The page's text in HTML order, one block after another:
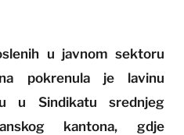
u javnom sektoru
pokrenula je lavinu
u Sindikatu srednjeg
kantona, gdje